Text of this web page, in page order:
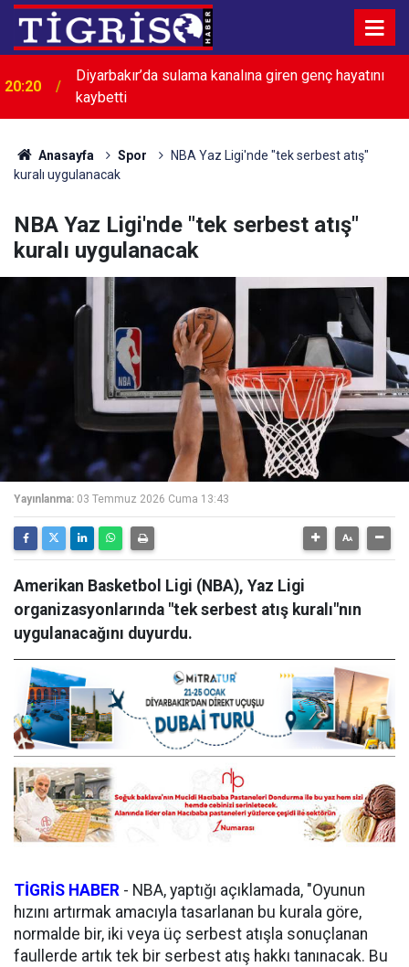
20:20
Diyarbakır’da sulama kanalına giren genç hayatını
kaybetti
Anasayfa Spor
NBA Yaz Ligi'nde "tek serbest atış"
kuralı uygulanacak
NBA Yaz Ligi'nde "tek serbest atış"
kuralı uygulanacak
Yayınlanma: 03 Temmuz 2026 Cuma 13:43
Amerikan Basketbol Ligi (NBA), Yaz Ligi
organizasyonlarında "tek serbest atış kuralı"nın
uygulanacağını duyurdu.
TİGRİS HABER - NBA, yaptığı açıklamada, "Oyunun
hızını artırmak amacıyla tasarlanan bu kurala göre,
normalde bir, iki veya üç serbest atışla sonuçlanan
faullerde artık tek bir serbest atış hakkı tanınacak. Bu